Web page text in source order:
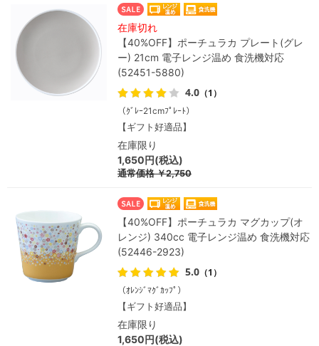
在庫切れ
【40%OFF】ポーチュラカ プレート(グレ
ー) 21cm 電子レンジ温め 食洗機対応
(52451-5880)
4.0 （1）
（ｸﾞﾚｰ21cmﾌﾟﾚｰﾄ）
【ギフト好適品】
在庫限り
1,650円(税込)
通常価格￥2,750
【40%OFF】ポーチュラカ マグカップ(オ
レンジ) 340cc 電子レンジ温め 食洗機対応
(52446-2923)
5.0 （1）
（ｵﾚﾝｼﾞﾏｸﾞｶｯﾌﾟ）
【ギフト好適品】
在庫限り
1,650円(税込)